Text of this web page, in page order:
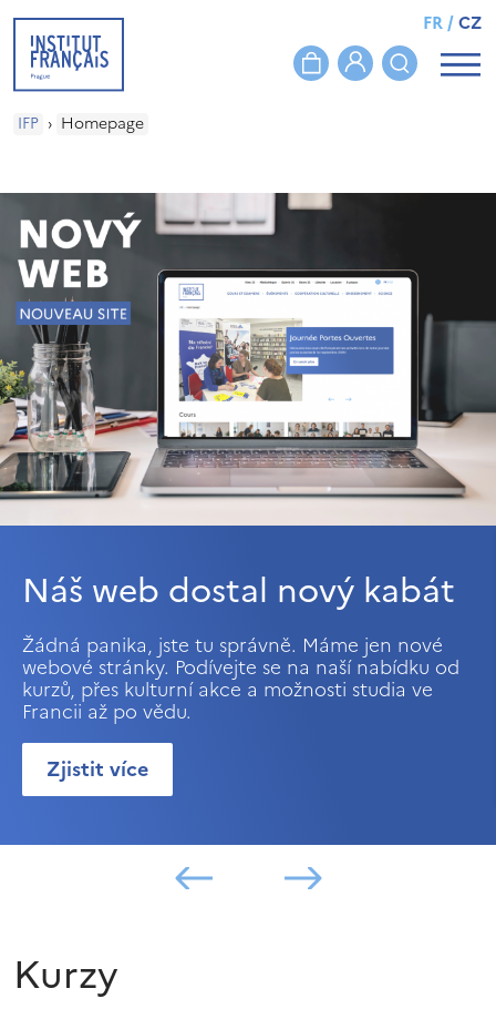
FR/CZ
IFP › Homepage
Náš web dostal nový kabát
Žádná panika, jste tu správně. Máme jen nové
webové stránky. Podívejte se na naší nabídku od
kurzů, přes kulturní akce a možnosti studia ve
Francii až po vědu.
Zjistit více
Kurzy